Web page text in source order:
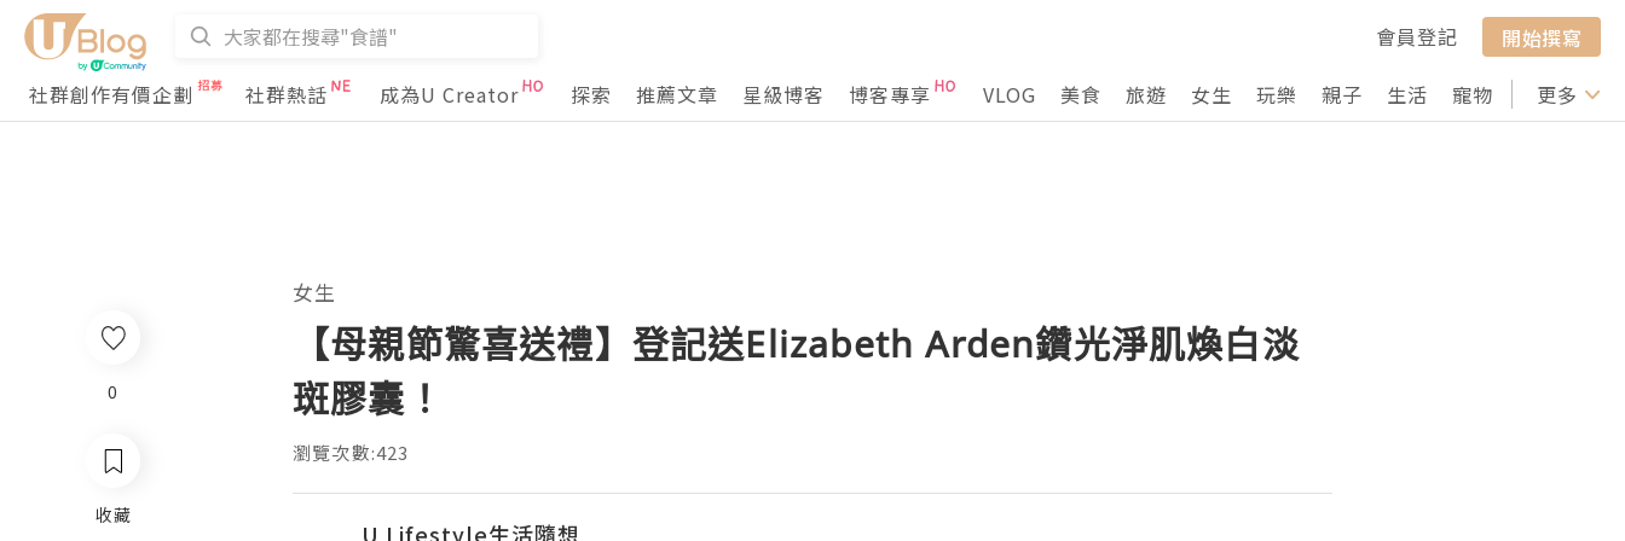
會員登記
開始撰寫
社群創作有價企劃
社群熱話 成為U Creator 探索 推薦文章 星級博客 博客專享 VLOG 美食 旅遊 女生 玩樂 親子 生活 寵物 行山 打卡
更多
0
收藏
女生
【母親節驚喜送禮】登記送Elizabeth Arden鑽光淨肌煥白淡
斑膠囊！
瀏覽次數:423
U Lifestyle生活隨想